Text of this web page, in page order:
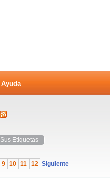
Ayuda
Sus Etiquetas
9 10 11 12 Siguiente